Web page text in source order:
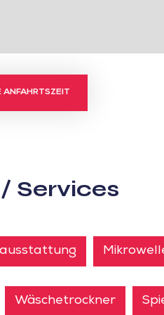
ANFAHRTSZEIT
Services
Wäschetrockner